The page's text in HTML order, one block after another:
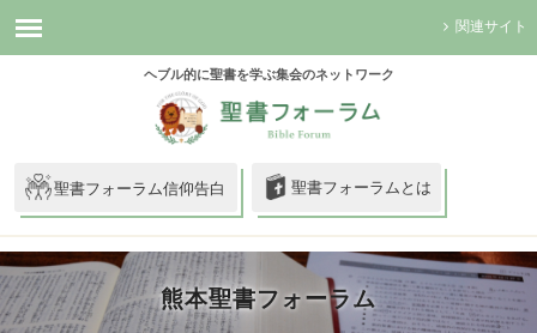
関連サイト
ヘブル的に聖書を学ぶ集会のネットワーク
聖書フォーラム信仰告白 聖書フォーラムとは
熊本聖書フォーラム